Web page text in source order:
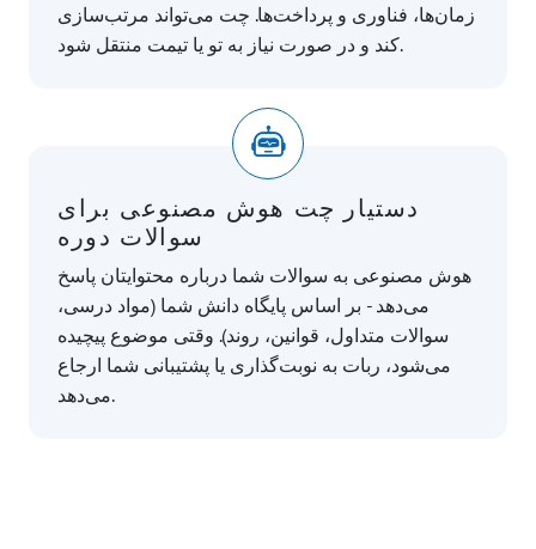
زمان‌ها، فناوری و پرداخت‌ها. چت می‌تواند مرتب‌سازی
کند و در صورت نیاز به تو یا تیمت منتقل شود.
دستیار چت هوش مصنوعی برای
سوالات دوره
هوش مصنوعی به سوالات شما درباره محتوایتان پاسخ
می‌دهد - بر اساس پایگاه دانش شما (مواد درسی،
سوالات متداول، قوانین، روند). وقتی موضوع پیچیده
می‌شود، ربات به نوبت‌گذاری یا پشتیبانی شما ارجاع
می‌دهد.